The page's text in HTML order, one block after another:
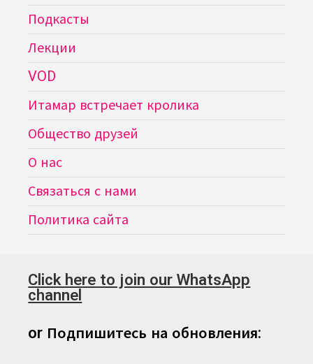
Подкасты
Лекции
VOD
Итамар встречает кролика
Общество друзей
О нас
Связаться с нами
Политика сайта
Click here to join our WhatsApp
channel
or Подпишитесь на обновления: